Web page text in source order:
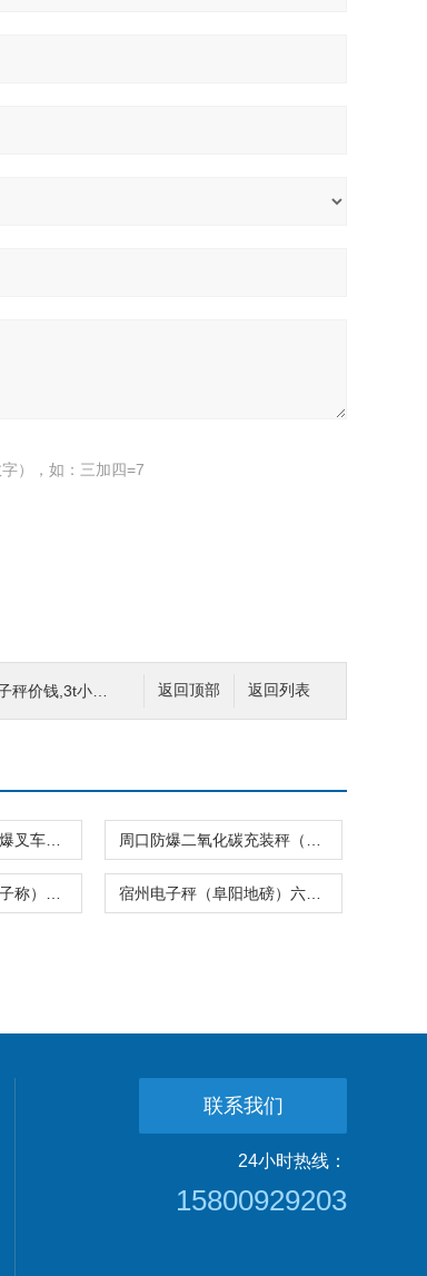
），如：三加四=7
返回列表
返回顶部
,3t小型地磅秤
联系我们
24小时热线：
15800929203